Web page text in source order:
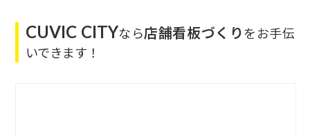
CUVIC CITYなら店舗看板づくりをお手伝
いできます！